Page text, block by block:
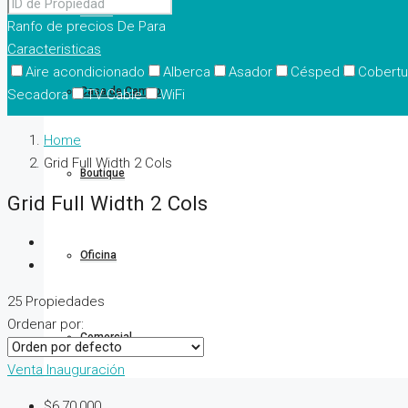
Casas
Casa de Campo
Boutique
Oficina
Comercial
Ranfo de precios De Para
Caracteristicas
Aire acondicionado
Alberca Asador Césped
Secadora
TV Cable WiFi
Home
Grid Full Width 2 Cols
Grid Full Width 2 Cols
25 Propiedades
Ordenar por:
Venta Inauguración